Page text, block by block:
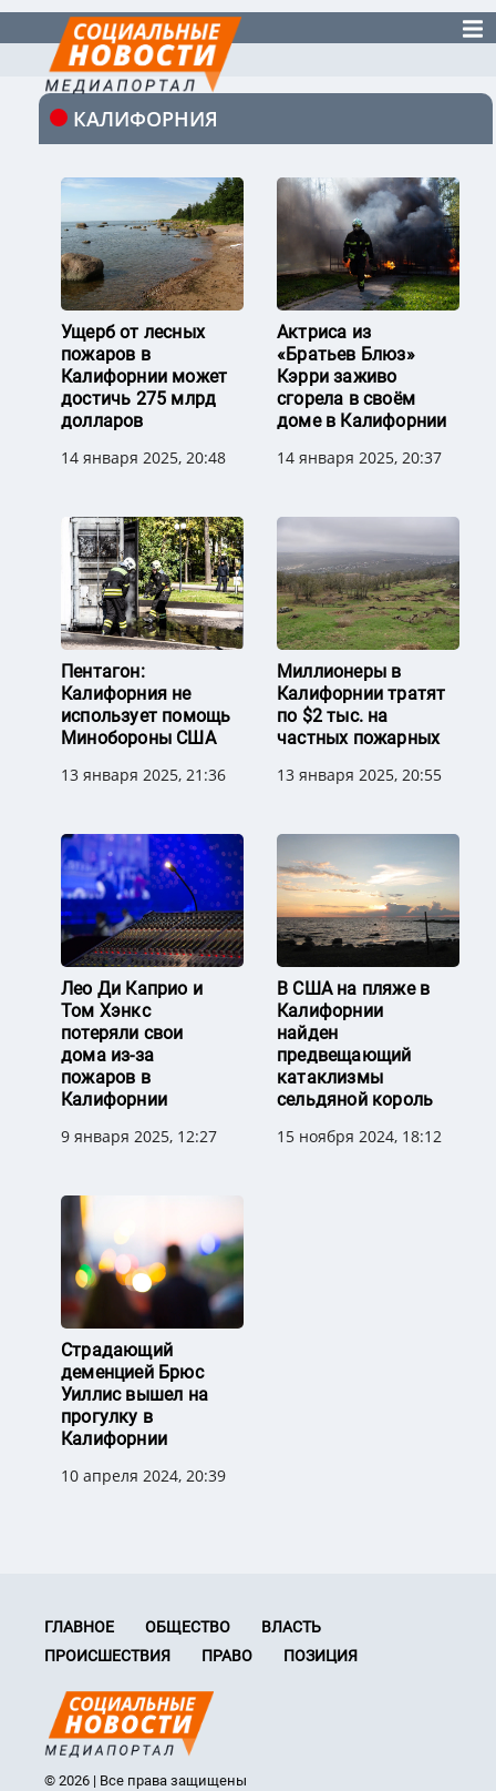
КАЛИФОРНИЯ
Ущерб от лесных
пожаров в
Калифорнии может
достичь 275 млрд
долларов
14 января 2025, 20:48
Актриса из
«Братьев Блюз»
Кэрри заживо
сгорела в своём
доме в Калифорнии
14 января 2025, 20:37
Пентагон:
Калифорния не
использует помощь
Минобороны США
13 января 2025, 21:36
Миллионеры в
Калифорнии тратят
по $2 тыс. на
частных пожарных
13 января 2025, 20:55
Лео Ди Каприо и
Том Хэнкс
потеряли свои
дома из-за
пожаров в
Калифорнии
9 января 2025, 12:27
В США на пляже в
Калифорнии
найден
предвещающий
катаклизмы
сельдяной король
15 ноября 2024, 18:12
Страдающий
деменцией Брюс
Уиллис вышел на
прогулку в
Калифорнии
10 апреля 2024, 20:39
ГЛАВНОЕ ОБЩЕСТВО
ВЛАСТЬ
ПРОИСШЕСТВИЯ
ПРАВО ПОЗИЦИЯ
© 2026 | Все права защищены